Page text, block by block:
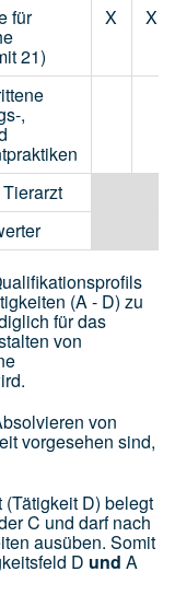
für
21)
X X
,
(A - D) zu
für das
von
von
vorgesehen sind,
D) belegt
C und darf nach
ausüben. Somit
D und A